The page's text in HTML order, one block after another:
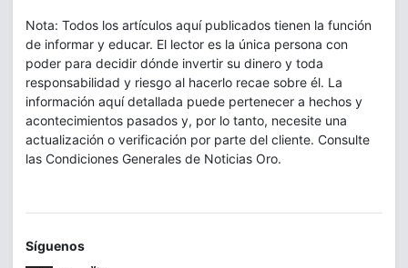
Nota: Todos los artículos aquí publicados tienen la función
de informar y educar. El lector es la única persona con
poder para decidir dónde invertir su dinero y toda
responsabilidad y riesgo al hacerlo recae sobre él. La
información aquí detallada puede pertenecer a hechos y
acontecimientos pasados y, por lo tanto, necesite una
actualización o verificación por parte del cliente. Consulte
las Condiciones Generales de Noticias Oro.
Síguenos